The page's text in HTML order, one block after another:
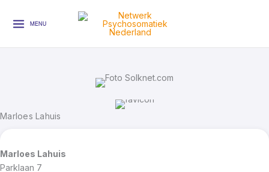
naar
inhoud
MENU
Marloes Lahuis
Marloes Lahuis
Parklaan 7